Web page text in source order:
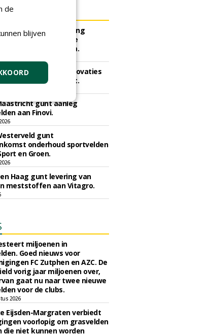
gunt herinrichting
- VV Egmond te
aan Compeer Infra.
gunt veldrenovaties
aan CSC Sport.
gunt aanleg
aan Finovi.
gunt
onderhoud sportvelden
en Groen.
Haag gunt levering van
meststoffen aan Vitagro.
miljoenen in
Goed nieuws voor
FC Zutphen en AZC. De
vorig jaar miljoenen over,
gaat nu naar twee nieuwe
voor de clubs.
2026
Eijsden-Margraten verbiedt
voorlopig om grasvelden
die niet kunnen worden
de
blijven